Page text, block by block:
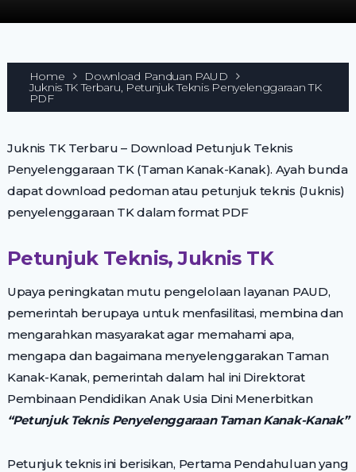
Home Download Panduan PAUD
Juknis TK Terbaru, Petunjuk Teknis Penyelenggaraan TK
PDF
Juknis TK Terbaru – Download Petunjuk Teknis
Penyelenggaraan TK (Taman Kanak-Kanak). Ayah bunda
dapat download pedoman atau petunjuk teknis (Juknis)
penyelenggaraan TK dalam format PDF
Petunjuk Teknis, Juknis TK
Upaya peningkatan mutu pengelolaan layanan PAUD,
pemerintah berupaya untuk menfasilitasi, membina dan
mengarahkan masyarakat agar memahami apa,
mengapa dan bagaimana menyelenggarakan Taman
Kanak-Kanak, pemerintah dalam hal ini Direktorat
Pembinaan Pendidikan Anak Usia Dini Menerbitkan
“Petunjuk Teknis Penyelenggaraan Taman Kanak-Kanak”
Petunjuk teknis ini berisikan, Pertama Pendahuluan yang